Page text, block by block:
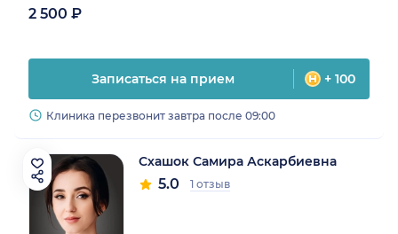
2 500 ₽
Записаться на прием + 100
Клиника перезвонит завтра после 09:00
Схашок Самира Аскарбиевна
5.0 1 отзыв